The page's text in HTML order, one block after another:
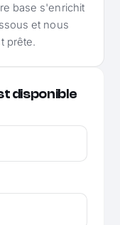
base s'enrichit
et nous
prête.
disponible